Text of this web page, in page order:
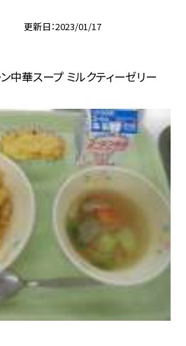
更新日 2023/01/17
中華スープ ミルクティーゼリー